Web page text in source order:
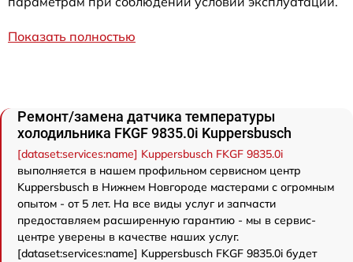
Показать полностью
Ремонт/замена датчика температуры
холодильника FKGF 9835.0i Kuppersbusch
[dataset:services:name] Kuppersbusch FKGF 9835.0i
выполняется в нашем профильном сервисном центр
Kuppersbusch в Нижнем Новгороде мастерами с огромным
опытом - от 5 лет. На все виды услуг и запчасти
предоставляем расширенную гарантию - мы в сервис-
центре уверены в качестве наших услуг.
[dataset:services:name] Kuppersbusch FKGF 9835.0i будет